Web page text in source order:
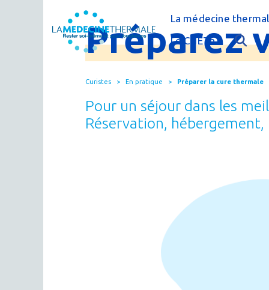
La médecine
C'est quoi la
FAQ : questions
Le CNETh
Qui sommes-nous
Actualités
Publications
Curistes En pratique Préparer la cure thermale
Préparez
Pour un séjour dans les
Réservation,